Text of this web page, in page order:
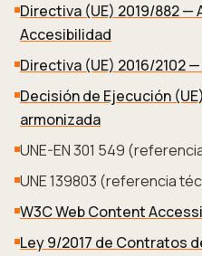
Directiva (UE) 2019/882 —
Accesibilidad
Directiva (UE) 2016/2102
Decisión de Ejecución
armonizada
UNE-EN 301 549
UNE 139803 (referencia
W3C Web Content
Ley 9/2017 de Contratos